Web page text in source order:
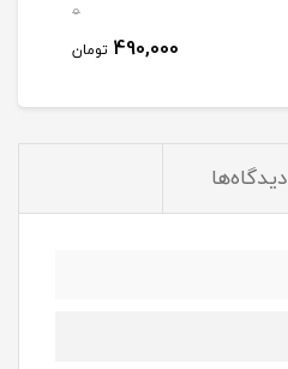
0
490,000 تومان
دیدگاه‌ها